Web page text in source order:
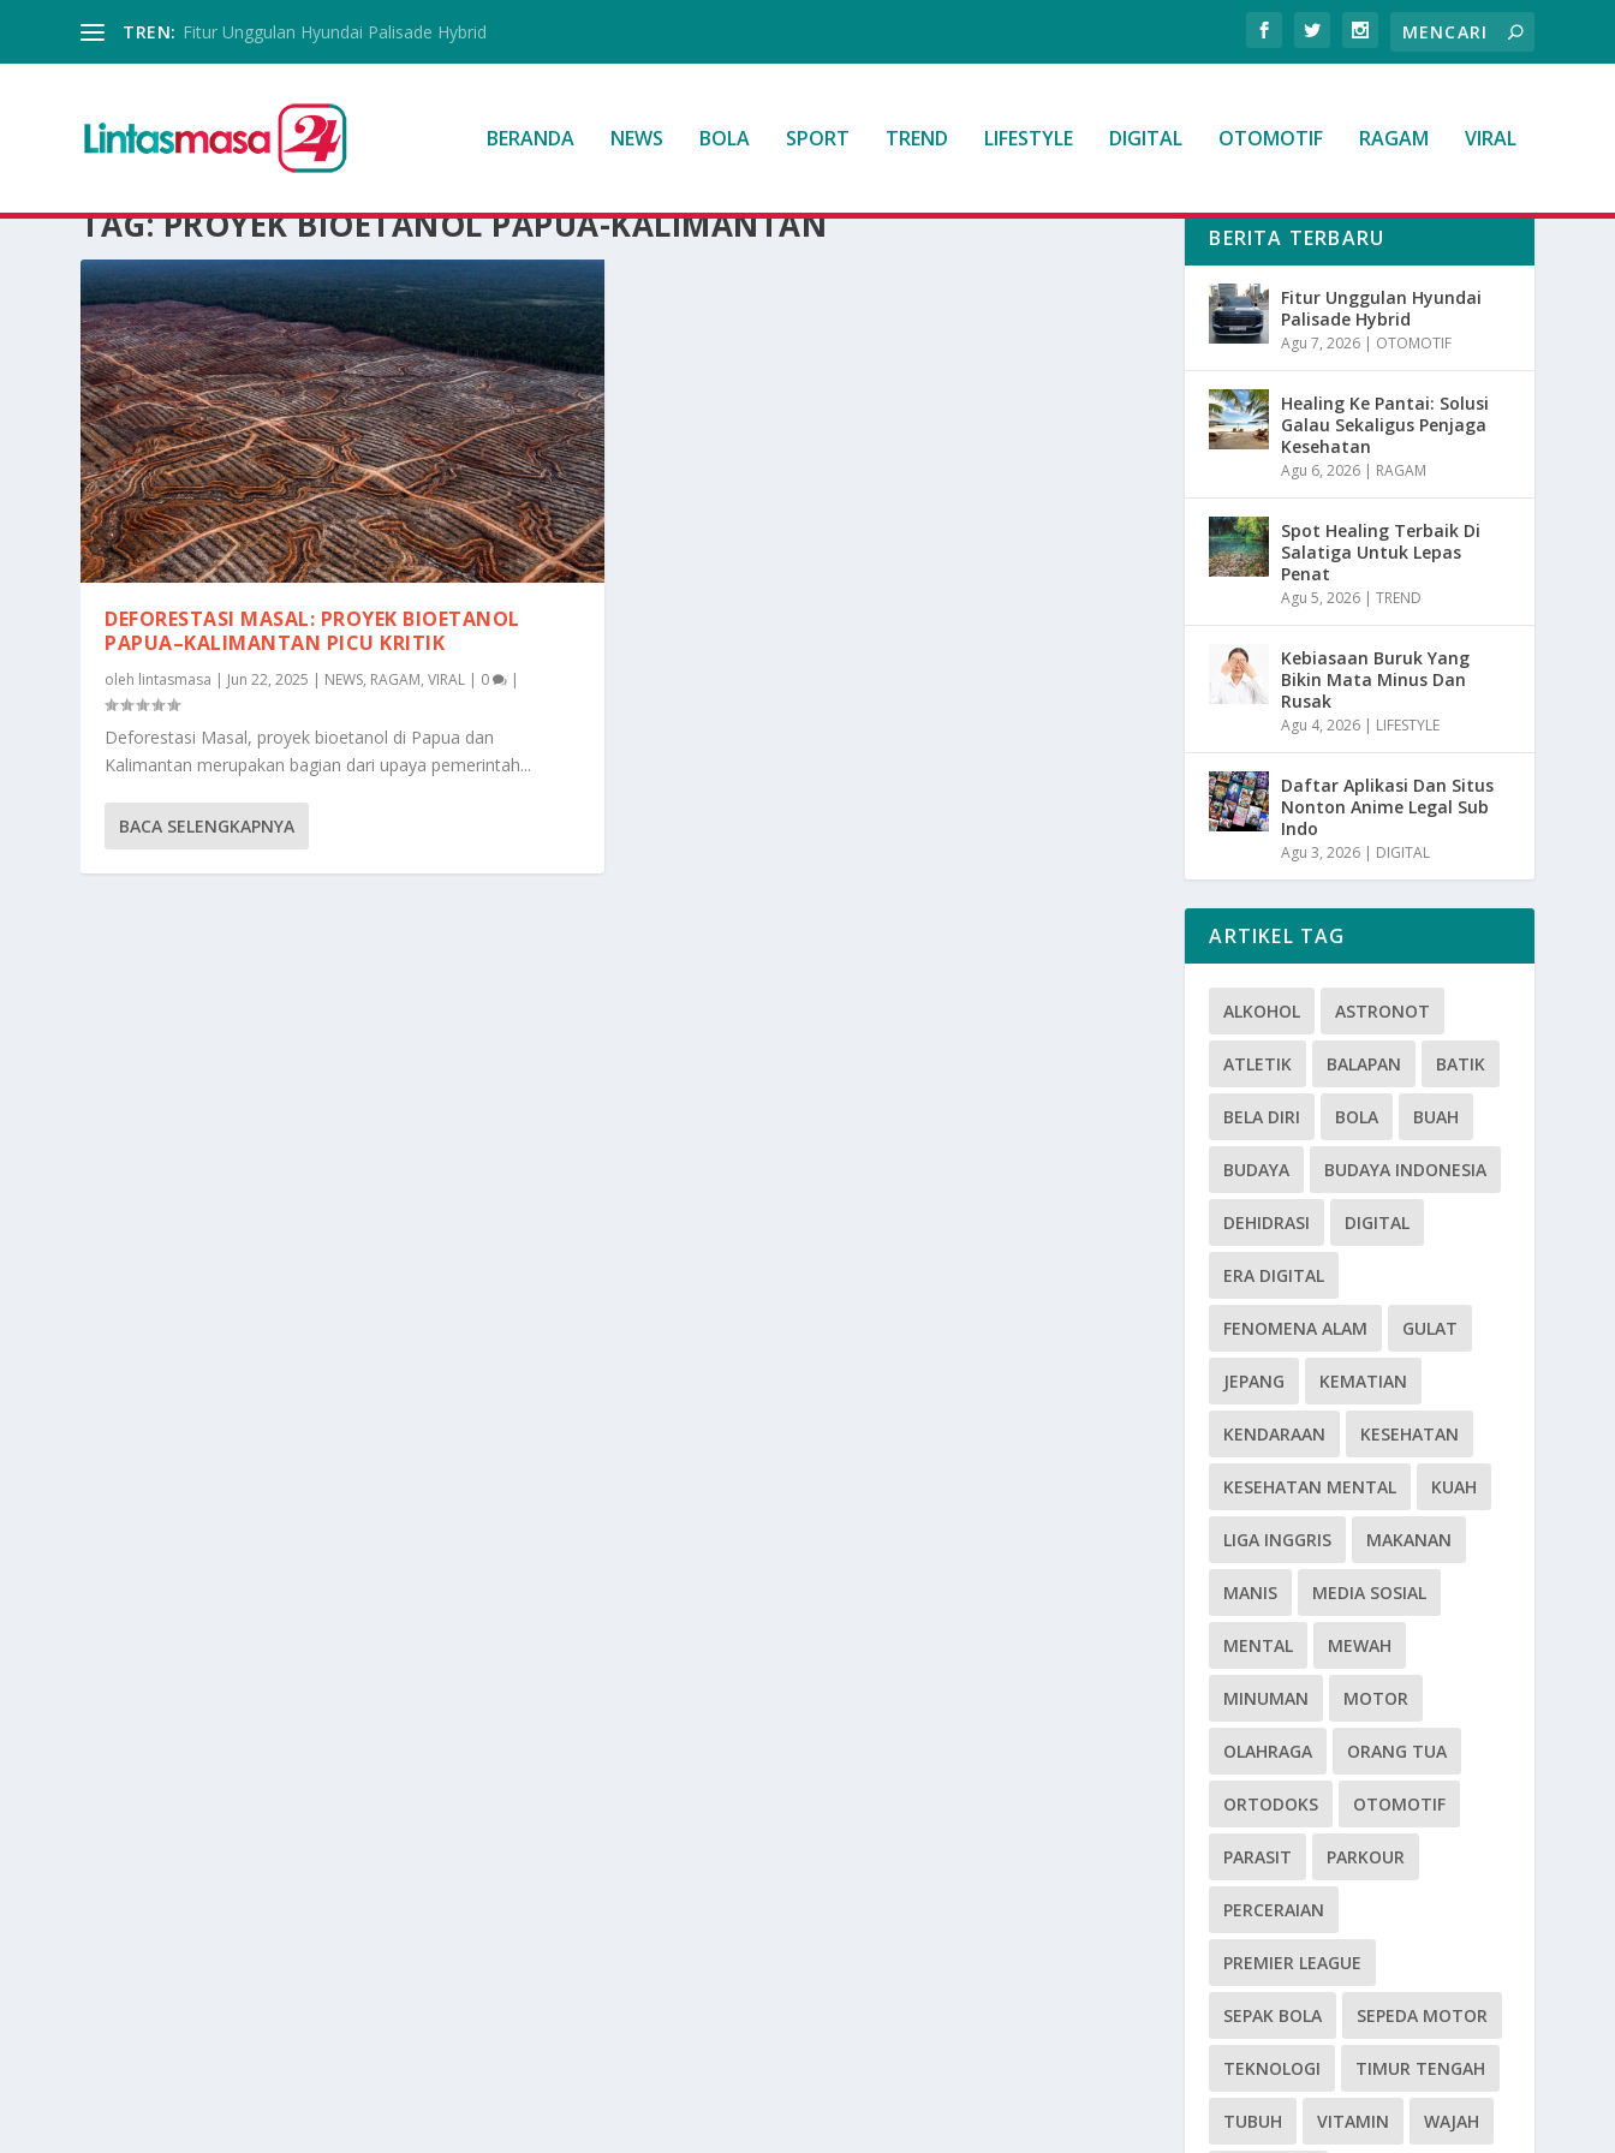
TREN: Fitur Unggulan Hyundai Palisade Hybrid
BERANDA NEWS BOLA SPORT TREND LIFESTYLE DIGITAL OTOMOTIF RAGAM VIRAL
TAG:PROYEK BIOETANOL PAPUA-KALIMANTAN
DEFORESTASI MASAL: PROYEK BIOETANOL
PAPUA–KALIMANTAN PICU KRITIK
oleh lintasmasa | Jun 22, 2025 | NEWS, RAGAM,VIRAL | 0 |
Deforestasi Masal, proyek bioetanol di Papua dan
Kalimantan merupakan bagian dari upaya pemerintah...
BACA SELENGKAPNYA
BERITA TERBARU
Fitur Unggulan Hyundai
Palisade Hybrid
Agu 7, 2026 | OTOMOTIF
Healing Ke Pantai: Solusi
Galau Sekaligus Penjaga
Kesehatan
Agu 6, 2026 | RAGAM
Spot Healing Terbaik Di
Salatiga Untuk Lepas
Penat
Agu 5, 2026 |TREND
Kebiasaan Buruk Yang
Bikin Mata Minus Dan
Rusak
Agu 4, 2026 | LIFESTYLE
Daftar Aplikasi Dan Situs
Nonton Anime Legal Sub
Indo
Agu 3, 2026 | DIGITAL
ARTIKEL TAG
ALKOHOL ASTRONOT
ATLETIK BALAPAN BATIK
BELA DIRI BOLA BUAH
BUDAYA BUDAYA INDONESIA
DEHIDRASI DIGITAL
ERA DIGITAL
FENOMENA ALAM GULAT
JEPANG KEMATIAN
KENDARAAN KESEHATAN
KESEHATAN MENTAL KUAH
LIGA INGGRIS MAKANAN
MANIS MEDIA SOSIAL
MENTAL MEWAH
MINUMAN MOTOR
OLAHRAGA ORANG TUA
ORTODOKS OTOMOTIF
PARASIT PARKOUR
PERCERAIAN
PREMIER LEAGUE
SEPAK BOLA SEPEDA MOTOR
TEKNOLOGI TIMUR TENGAH
TUBUH VITAMIN WAJAH